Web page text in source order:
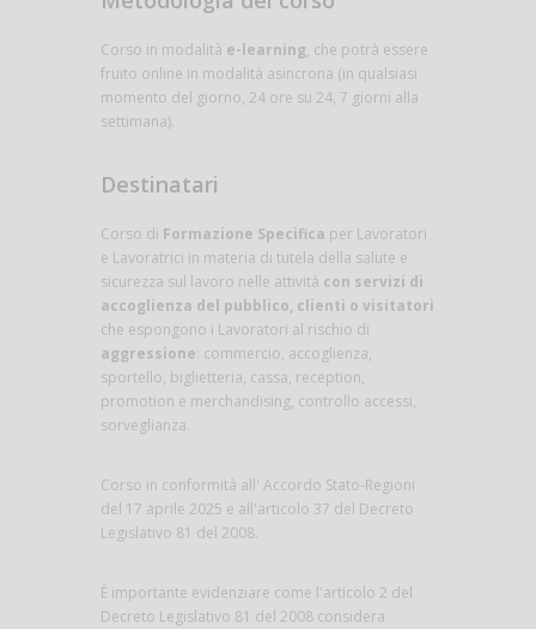
Corso in modalità e-learning, che potrà essere
fruito online in modalità asincrona (in qualsiasi
momento del giorno, 24 ore su 24, 7 giorni alla
settimana).
Destinatari
Corso di Formazione Specifica per Lavoratori
e Lavoratrici in materia di tutela della salute e
sicurezza sul lavoro nelle attività con servizi di
accoglienza del pubblico, clienti o visitatori
che espongono i Lavoratori al rischio di
aggressione: commercio, accoglienza,
sportello, biglietteria, cassa, reception,
promotion e merchandising, controllo accessi,
sorveglianza.
Corso in conformità all' Accordo Stato-Regioni
del 17 aprile 2025 e all'articolo 37 del Decreto
Legislativo 81 del 2008.
È importante evidenziare come l'articolo 2 del
Decreto Legislativo 81 del 2008 considera